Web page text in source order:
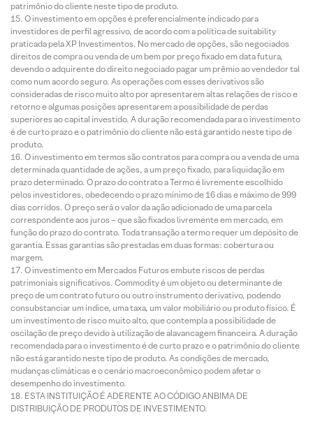
patrimônio do cliente neste tipo de produto.
O investimento em opções é preferencialmente indicado para
investidores de perfil agressivo, de acordo com a política de suitability
praticada pela XP Investimentos. No mercado de opções, são negociados
direitos de compra ou venda de um bem por preço fixado em data futura,
devendo o adquirente do direito negociado pagar um prêmio ao vendedor tal
como num acordo seguro. As operações com esses derivativos são
consideradas de risco muito alto por apresentarem altas relações de risco e
retorno e algumas posições apresentarem a possibilidade de perdas
superiores ao capital investido. A duração recomendada para o investimento
é de curto prazo e o patrimônio do cliente não está garantido neste tipo de
produto.
O investimento em termos são contratos para compra ou a venda de uma
determinada quantidade de ações, a um preço fixado, para liquidação em
prazo determinado. O prazo do contrato a Termo é livremente escolhido
pelos investidores, obedecendo o prazo mínimo de 16 dias e máximo de 999
dias corridos. O preço será o valor da ação adicionado de uma parcela
correspondente aos juros – que são fixados livremente em mercado, em
função do prazo do contrato. Toda transação a termo requer um depósito de
garantia. Essas garantias são prestadas em duas formas: cobertura ou
margem.
O investimento em Mercados Futuros embute riscos de perdas
patrimoniais significativos. Commodity é um objeto ou determinante de
preço de um contrato futuro ou outro instrumento derivativo, podendo
consubstanciar um índice, uma taxa, um valor mobiliário ou produto físico. É
um investimento de risco muito alto, que contempla a possibilidade de
oscilação de preço devido à utilização de alavancagem financeira. A duração
recomendada para o investimento é de curto prazo e o patrimônio do cliente
não está garantido neste tipo de produto. As condições de mercado,
mudanças climáticas e o cenário macroeconômico podem afetar o
desempenho do investimento.
ESTA INSTITUIÇÃO É ADERENTE AO CÓDIGO ANBIMA DE
DISTRIBUIÇÃO DE PRODUTOS DE INVESTIMENTO.